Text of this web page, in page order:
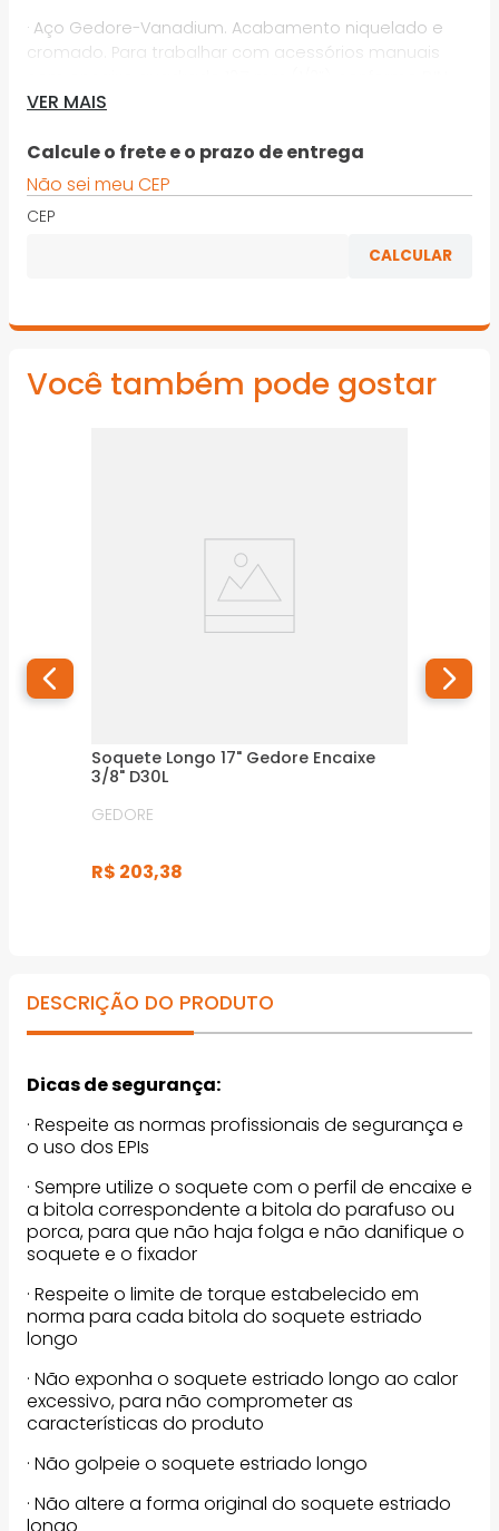
· Aço Gedore-Vanadium. Acabamento niquelado e
cromado. Para trabalhar com acessórios manuais
3120 - C 12.5, ISO 1174. Indicado para parafusos e porcas
*Imagens meramente ilustrativas
VER MAIS
Calcule o frete e o prazo de entrega
Não sei meu CEP
CEP
Você também pode gostar
Soquete Longo 17" Gedore Encaixe
3/8" D30L
GEDORE
R$ 203,38
DESCRIÇÃO DO PRODUTO
Dicas de segurança:
· Respeite as normas profissionais de segurança e
o uso dos EPIs
· Sempre utilize o soquete com o perfil de encaixe e
a bitola correspondente a bitola do parafuso ou
porca, para que não haja folga e não danifique o
soquete e o fixador
· Respeite o limite de torque estabelecido em
norma para cada bitola do soquete estriado
longo
· Não exponha o soquete estriado longo ao calor
excessivo, para não comprometer as
características do produto
· Não golpeie o soquete estriado longo
· Não altere a forma original do soquete estriado